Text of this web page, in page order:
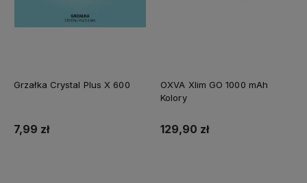
Grzałka Crystal Plus X 600
7,99 zł
OXVA Xlim GO 1000 mAh
Kolory
129,90 zł